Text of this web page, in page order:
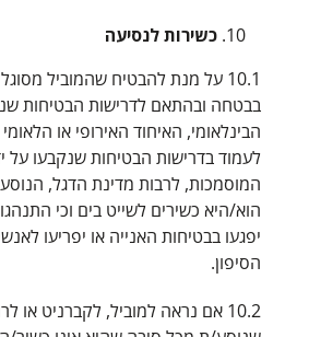
כשירות לנסיעה
10.1 על מנת להבטיח שהמוביל
בבטחה ובהתאם לדרישות הבטיחות
הבינלאומי, האיחוד האירופי או
לעמוד בדרישות הבטיחות שנקבעו על
המוסמכות, לרבות מדינת הדגל,
הוא/היא כשירים לשייט בים וכי
יפגעו בבטיחות האנייה או יפריעו
הסיפון.
10.2 אם נראה למוביל, לקברניט או